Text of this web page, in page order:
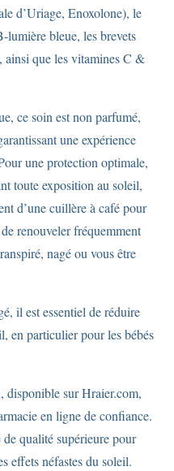
d’Uriage, Enoxolone), le
bleue, les brevets
ainsi que les vitamines C &
ce soin est non parfumé,
une expérience
une protection optimale,
toute exposition au soleil,
d’une cuillère à café pour
renouveler fréquemment
nagé ou vous être
il est essentiel de réduire
en particulier pour les bébés
disponible sur Hraier.com,
en ligne de confiance.
qualité supérieure pour
effets néfastes du soleil.